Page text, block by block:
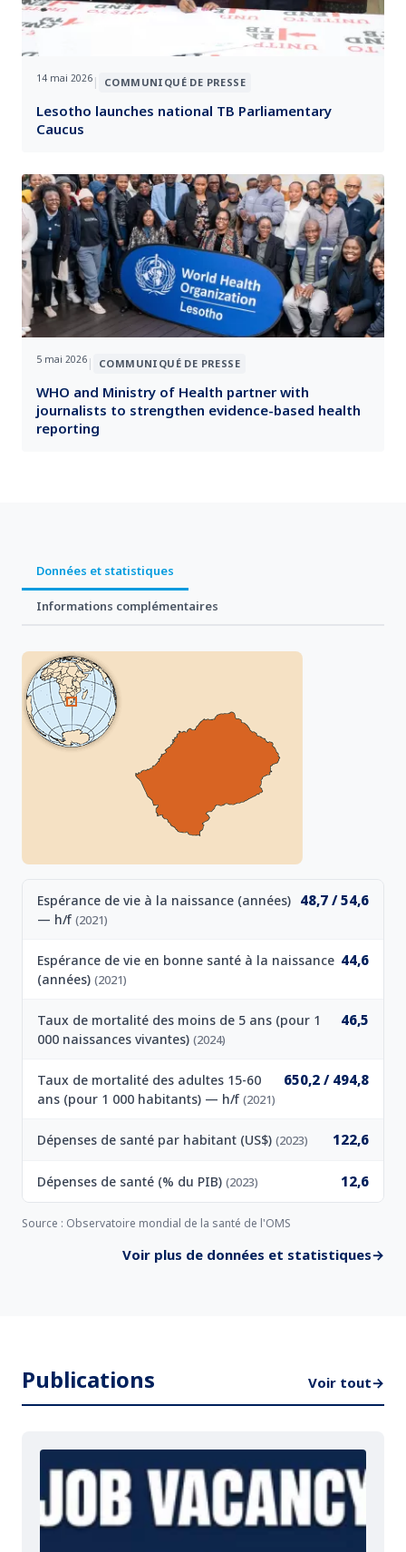
14 mai 2026 | COMMUNIQUÉ DE PRESSE
Lesotho launches national TB Parliamentary
Caucus
5 mai 2026 | COMMUNIQUÉ DE PRESSE
WHO and Ministry of Health partner with
journalists to strengthen evidence-based health
reporting
Données et statistiques
Informations complémentaires
Espérance de vie à la naissance (années)
— h/f (2021)
48,7 / 54,6
Espérance de vie en bonne santé à la naissance
(années) (2021)
44,6
Taux de mortalité des moins de 5 ans (pour 1
000 naissances vivantes) (2024)
46,5
Taux de mortalité des adultes 15-60
ans (pour 1 000 habitants) — h/f (2021)
650,2 / 494,8
Dépenses de santé par habitant (US$) (2023) 122,6
Dépenses de santé (% du PIB) (2023) 12,6
Source : Observatoire mondial de la santé de l'OMS
Voir plus de données et statistiques→
Publications Voir tout→